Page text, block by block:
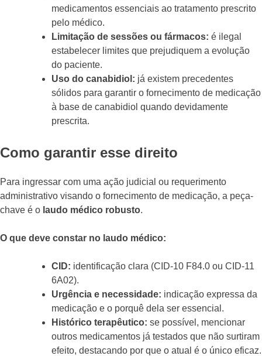
medicamentos essenciais ao tratamento prescrito
pelo médico.
Limitação de sessões ou fármacos: é ilegal
estabelecer limites que prejudiquem a evolução
do paciente.
Uso do canabidiol: já existem precedentes
sólidos para garantir o fornecimento de medicação
à base de canabidiol quando devidamente
prescrita.
Como garantir esse direito
Para ingressar com uma ação judicial ou requerimento
administrativo visando o fornecimento de medicação, a peça-
chave é o laudo médico robusto.
O que deve constar no laudo médico:
CID: identificação clara (CID-10 F84.0 ou CID-11
6A02).
Urgência e necessidade: indicação expressa da
medicação e o porquê dela ser essencial.
Histórico terapêutico: se possível, mencionar
outros medicamentos já testados que não surtiram
efeito, destacando por que o atual é o único eficaz.